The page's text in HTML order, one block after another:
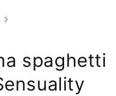
spaghetti